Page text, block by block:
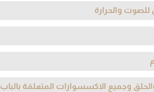
للصوت والحرارة
وجميع الاكسسوارات المتعلقة بالباب